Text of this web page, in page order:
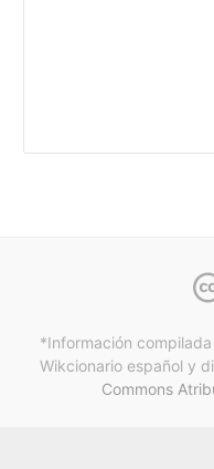
*Información
Wikcionario español y
Commons